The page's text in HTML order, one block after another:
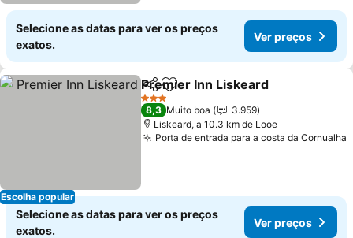
Selecione as datas para ver os preços
exatos.
Ver preços
Escolha popular
PartilharAdicionar aos favoritos
Premier Inn Liskeard
3 Estrelas
8,3 Muito boa
3.959
Liskeard, a 10.3 km de Looe
Porta de entrada para a costa da Cornualha
Selecione as datas para ver os preços
exatos.
Ver preços